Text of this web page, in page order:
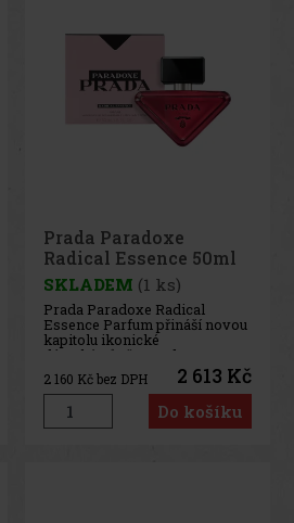
Prada Paradoxe
Radical Essence 50ml
SKLADEM (1 ks)
Prada Paradoxe Radical
Essence Parfum přináší novou
kapitolu ikonické
dámské vůně Paradoxe v
intenzivnějším, gurmánském
pojetí. Tato odvážná, smyslná a
nečekaně návyková
parfémová esence posouvá
hranice ženské vůně a spojuje
2 160 Kč bez DPH 2 613 Kč
Do košíku